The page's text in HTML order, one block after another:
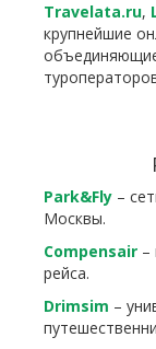
Travelata.ru,
крупнейшие
Park&Fly –
Москвы.
Compensair –
рейса.
Drimsim –